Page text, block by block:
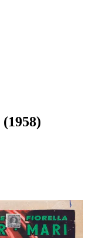
(1958)